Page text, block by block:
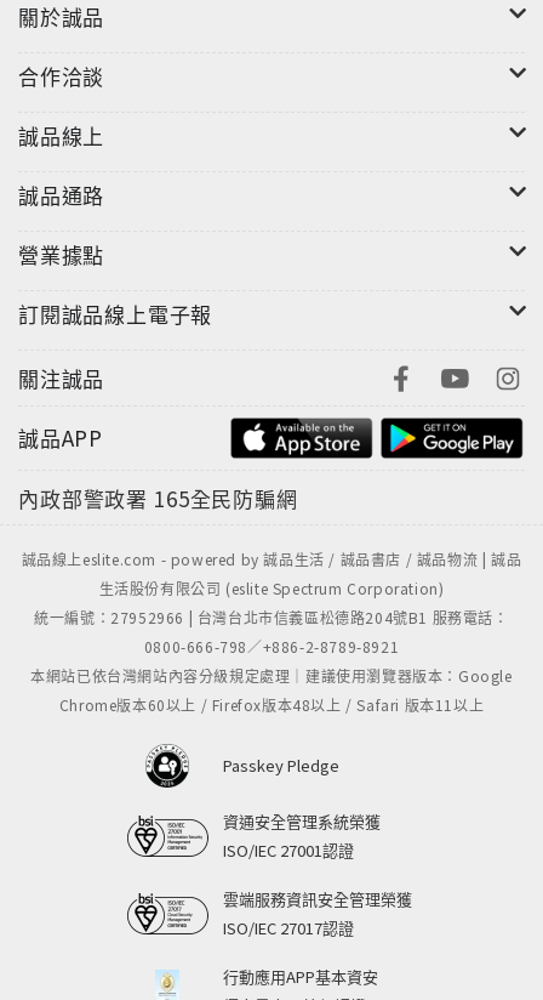
關於誠品
合作洽談
誠品線上
誠品通路
營業據點
訂閱誠品線上電子報
關注誠品
誠品APP
內政部警政署 165全民防騙網
誠品線上eslite.com - powered by 誠品生活 / 誠品書店 / 誠品物流 | 誠品
生活股份有限公司 (eslite Spectrum Corporation)
統一編號：27952966 | 台灣台北市信義區松德路204號B1 服務電話：
0800-666-798／+886-2-8789-8921
本網站已依台灣網站內容分級規定處理｜建議使用瀏覽器版本：Google
Chrome版本60以上 / Firefox版本48以上 / Safari 版本11以上
Passkey Pledge
資通安全管理系統榮獲
ISO/IEC 27001認證
雲端服務資訊安全管理榮獲
ISO/IEC 27017認證
行動應用APP基本資安